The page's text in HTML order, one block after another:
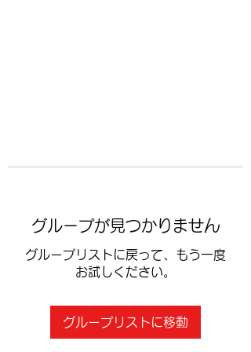
グループが見つかりません
グループリストに戻って、もう一度
お試しください。
グループリストに移動